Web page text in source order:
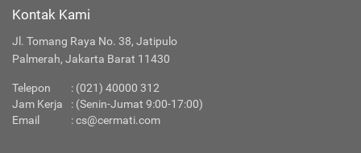
Kontak Kami
Jl. Tomang Raya No. 38, Jatipulo
Palmerah, Jakarta Barat 11430
Telepon : (021) 40000 312
Jam Kerja
: (Senin-Jumat 9:00-17:00)
Email
:cs@cermati.com